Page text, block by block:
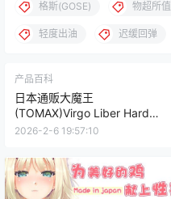
格斯(GOSE) 物超所值
轻度出油 迟缓回弹
产品百科
日本通贩大魔王
(TOMAX)Virgo Liber Hard高
刺激螺旋纹手动飞机杯测评报
2026-2-6 19:57:10